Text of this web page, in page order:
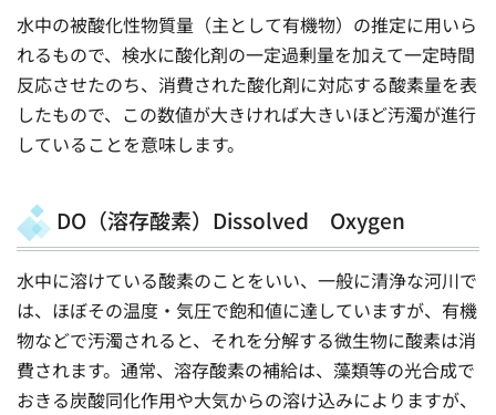
水中の被酸化性物質量（主として有機物）の推定に用いら
れるもので、検水に酸化剤の一定過剰量を加えて一定時間
反応させたのち、消費された酸化剤に対応する酸素量を表
したもので、この数値が大きければ大きいほど汚濁が進行
していることを意味します。
DO（溶存酸素）Dissolved Oxygen
水中に溶けている酸素のことをいい、一般に清浄な河川で
は、ほぼその温度・気圧で飽和値に達していますが、有機
物などで汚濁されると、それを分解する微生物に酸素は消
費されます。通常、溶存酸素の補給は、藻類等の光合成で
おきる炭酸同化作用や大気からの溶け込みによりますが、